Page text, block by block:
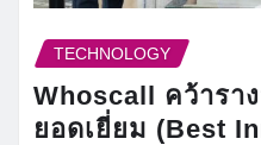
TECHNOLOGY
Whoscall คว้ารา
ยอดเยี่ยม (Best